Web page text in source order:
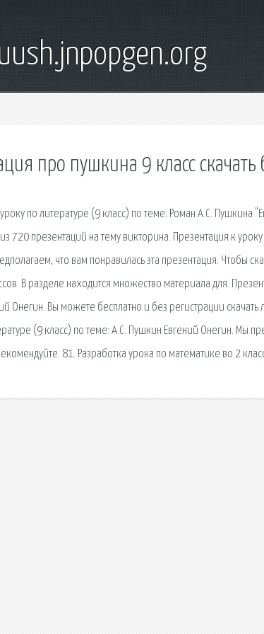
про пушкина 9 класс скачать
уроку по литературе (9 класс) по теме: Роман А.С.
720 презентаций на тему викторина. Презентация к
что вам понравилась эта презентация. Чтобы
В разделе находится множество материала для.
Онегин. Вы можете бесплатно и без регистрации
(9 класс) по теме: А.С. Пушкин Евгений Онегин. Мы
81. Разработка урока по математике во 2